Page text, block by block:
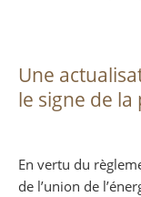
Une
le signe de
En vertu du
de l’union de